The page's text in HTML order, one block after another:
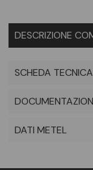
DESCRIZIONE
SCHEDA TECNICA
DATI METEL